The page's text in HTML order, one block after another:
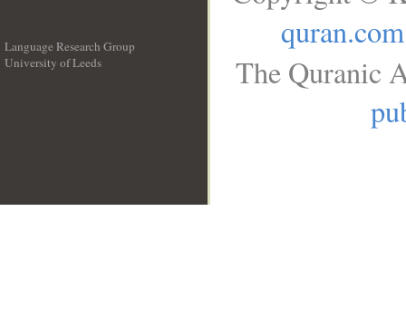
Language Research Group
University of Leeds
quran.com
The Quranic